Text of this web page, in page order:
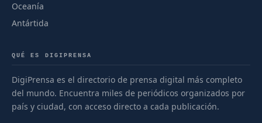
Oceanía
Antártida
QUÉ ES DIGIPRENSA
DigiPrensa es el directorio de prensa digital más completo
del mundo. Encuentra miles de periódicos organizados por
país y ciudad, con acceso directo a cada publicación.